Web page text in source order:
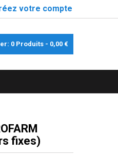
votre compte
0 Produits - 0,00 €
fixes)